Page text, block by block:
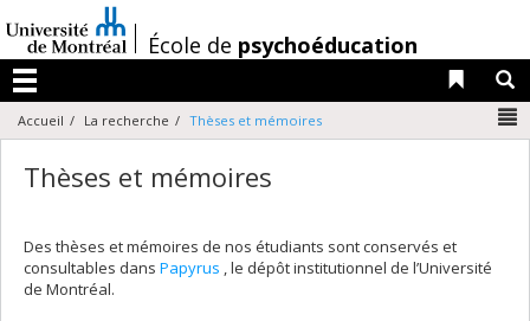
au
contenu
/École de psychoéducation
Menu
Liens
Accueil La recherche Thèses et mémoires
Thèses et mémoires
Des thèses et mémoires de nos étudiants sont conservés et
consultables dans Papyrus , le dépôt institutionnel de l’Université
de Montréal.